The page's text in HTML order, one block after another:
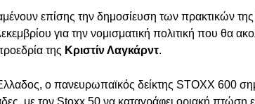
επίσης την δημοσίευση των πρακτικών της
για την νομισματική πολιτική που θα
της Κριστίν Λαγκάρντ.
ο πανευρωπαϊκός δείκτης STOXX 600
με τον Stoxx 50 να καταγράφει οριακή πτώση